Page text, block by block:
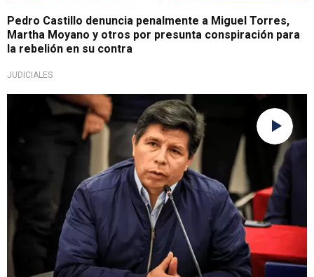
Pedro Castillo denuncia penalmente a Miguel Torres,
Martha Moyano y otros por presunta conspiración para
la rebelión en su contra
JUDICIALES
Arremetió contra ellos